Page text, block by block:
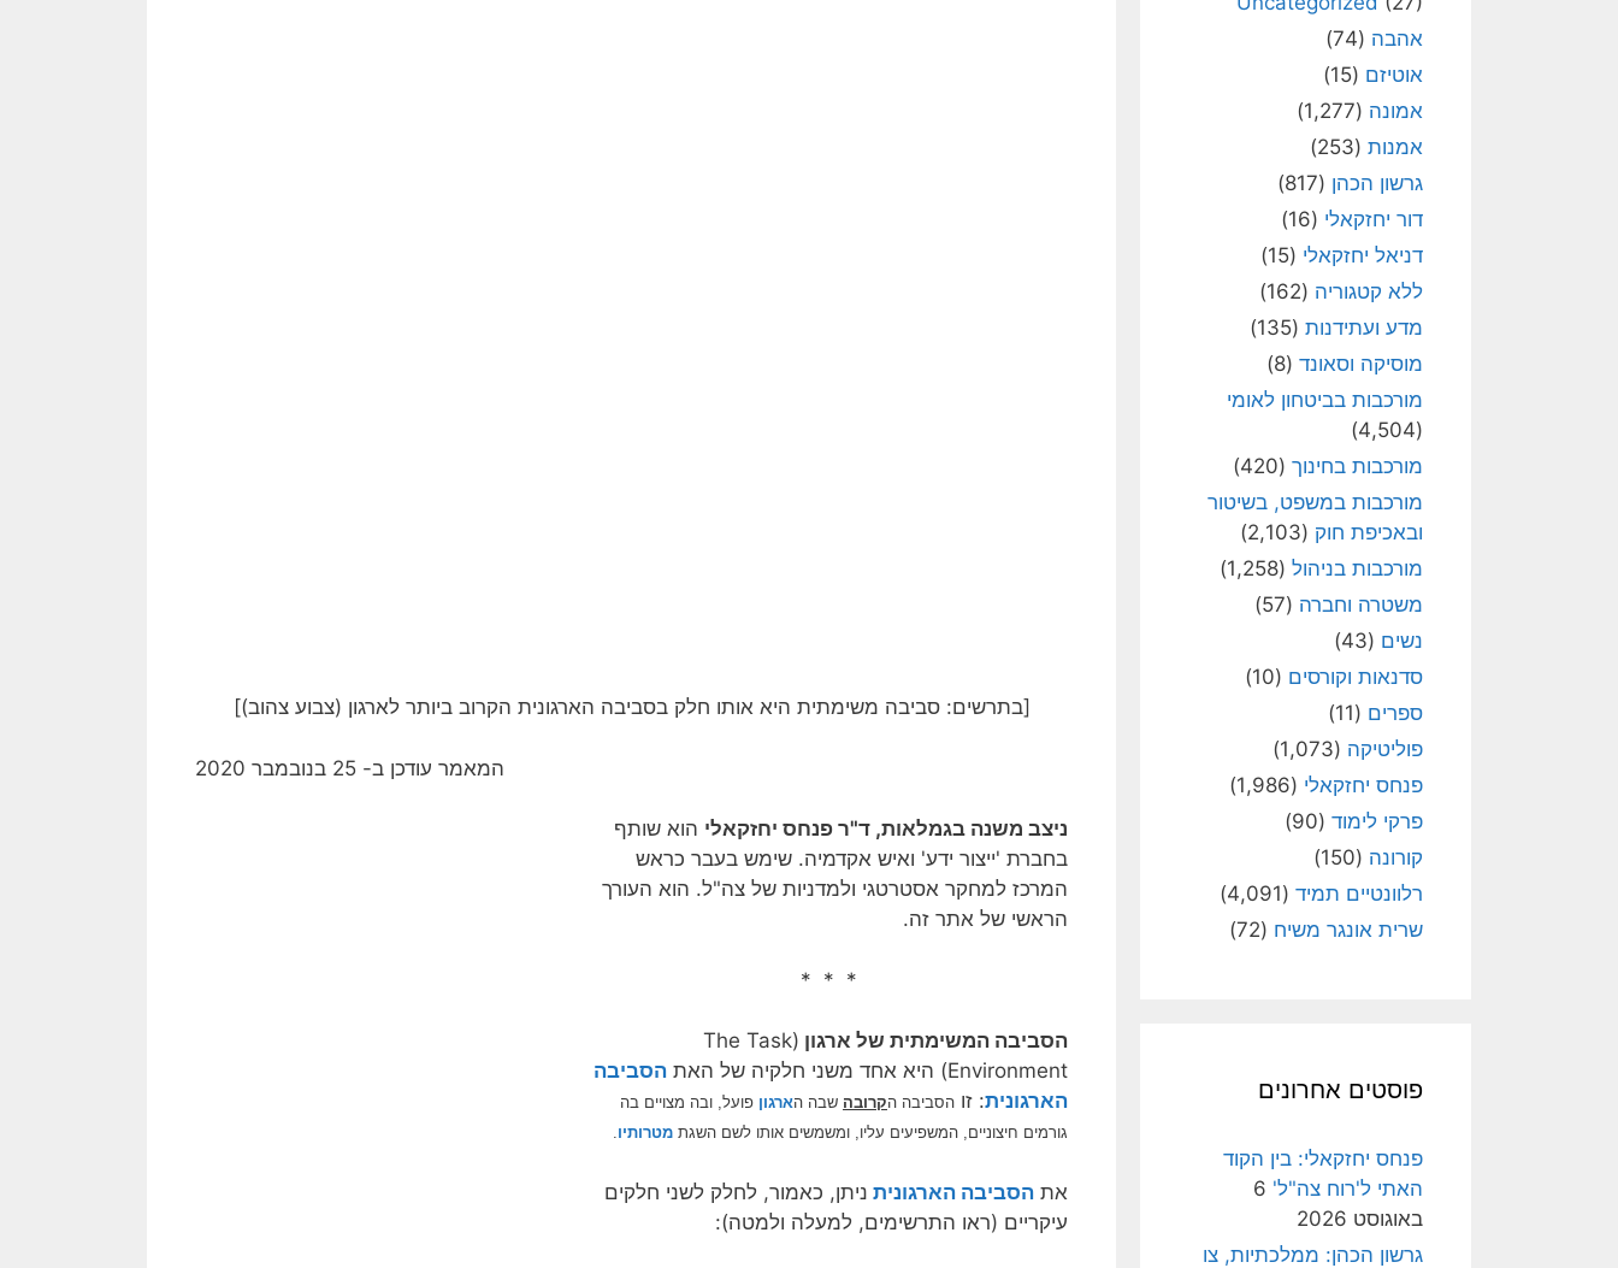
[בתרשים: סביבה משימתית היא אותו חלק בסביבה הארגונית הקרוב ביותר לארגון (צבוע צהוב)]
המאמר עודכן ב- 25 בנובמבר 2020
ניצב משנה בגמלאות, ד"ר פנחס יחזקאלי הוא שותף
בחברת 'ייצור ידע' ואיש אקדמיה. שימש בעבר כראש
המרכז למחקר אסטרטגי ולמדניות של צה"ל. הוא העורך
הראשי של אתר זה.
* * *
הסביבה המשימתית של ארגון (The Task
Environment) היא אחד משני חלקיה של האת
הסביבה
הארגונית: זו הסביבה הקרובה שבה הארגון פועל, ובה מצויים בה
גורמים חיצוניים, המשפיעים עליו, ומשמשים אותו לשם השגת מטרותיו.
את הסביבה הארגונית ניתן, כאמור, לחלק לשני חלקים
עיקריים (ראו התרשימים, למעלה ולמטה):
אהבה (74)
אוטיזם (15)
אמונה (1,277)
אמנות (253)
גרשון הכהן (817)
דור יחזקאלי (16)
דניאל יחזקאלי (15)
ללא קטגוריה (162)
מדע ועתידנות (135)
מוסיקה וסאונד (8)
מורכבות בביטחון לאומי
(4,504)
מורכבות בחינוך (420)
מורכבות במשפט, בשיטור
ובאכיפת חוק (2,103)
מורכבות בניהול (1,258)
משטרה וחברה (57)
נשים (43)
סדנאות וקורסים (10)
ספרים (11)
פוליטיקה (1,073)
פנחס יחזקאלי (1,986)
פרקי לימוד (90)
קורונה (150)
רלוונטיים תמיד (4,091)
שרית אונגר משיח (72)
פוסטים אחרונים
פנחס יחזקאלי: בין הקוד
האתי ל'רוח צה"ל' 6
באוגוסט 2026
גרשון הכהן: ממלכתיות, צו